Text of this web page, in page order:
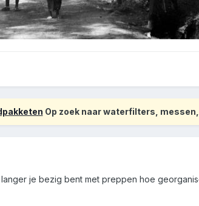
Op zoek naar waterfilters,
je bezig bent met preppen hoe